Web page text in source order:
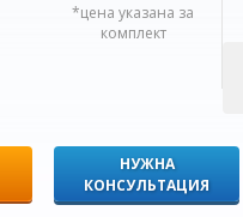
*цена указана за
комплект
НУЖНА
КОНСУЛЬТАЦИЯ